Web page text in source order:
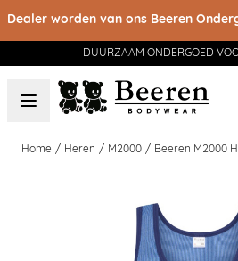
Dealer worden van ons Beeren
ONDERGOED VOOR
Home / Heren / M2000 / Beeren M2000